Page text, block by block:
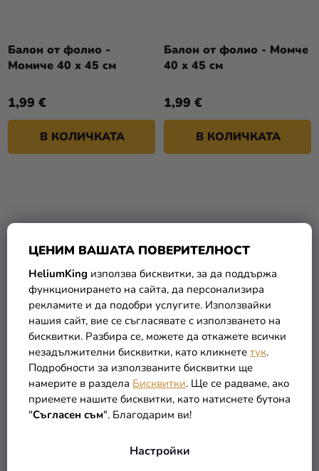
ЦЕНИМ ВАШАТА ПОВЕРИТЕЛНОСТ
HeliumKing използва бисквитки, за да поддържа
функционирането на сайта, да персонализира
рекламите и да подобри услугите. Използвайки
нашия сайт, вие се съгласявате с използването на
бисквитки. Разбира се, можете да откажете всички
незадължителни бисквитки, като кликнете тук.
Подробности за използваните бисквитки ще
намерите в раздела Бисквитки. Ще се радваме, ако
приемете нашите бисквитки, като натиснете бутона
"Съгласен съм". Благодарим ви!
Настройки
Балон от фолио -
Момиче 40 x 45 cм
1,99 €
В КОЛИЧКАТА
Балон от фолио - Момче
40 x 45 cм
1,99 €
В КОЛИЧКАТА
Балон от фолио It's a
boy, 48 см
1,39 €
Балон от фолио It's a
girl, 48 см
1,39 €